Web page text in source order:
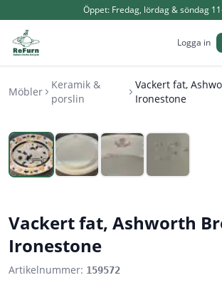
Öppet: Fredag, lördag & söndag
Logga in
Möbler
Keramik &
porslin
Vackert fat,
Ironestone
Vackert fat, Ashworth
Ironestone
Artikelnummer: 159572